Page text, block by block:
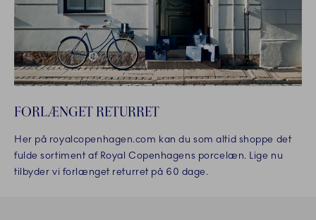
FORLÆNGET RETURRET
Her på royalcopenhagen.com kan du som altid shoppe det
fulde sortiment af Royal Copenhagens porcelæn. Lige nu
tilbyder vi forlænget returret på 60 dage.